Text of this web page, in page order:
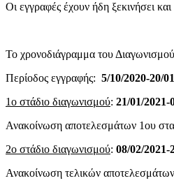
Οι εγγραφές έχουν ήδη ξεκινήσει και
Το χρονοδιάγραμμα του
Περίοδος εγγραφής: 5/10/2020-20/
1ο στάδιο διαγωνισμού: 21/01/2021-
Ανακοίνωση αποτελεσμάτων 1ου
2ο στάδιο διαγωνισμού: 08/02/2021-
Ανακοίνωση τελικών